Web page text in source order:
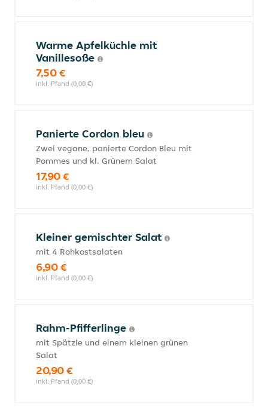
Warme Apfelküchle mit
Vanillesoße
7,50 €
inkl. Pfand (0,00 €)
Panierte Cordon bleu
Zwei vegane, panierte Cordon Bleu mit
Pommes und kl. Grünem Salat
17,90 €
inkl. Pfand (0,00 €)
Kleiner gemischter Salat
mit 4 Rohkostsalaten
6,90 €
inkl. Pfand (0,00 €)
Rahm-Pfifferlinge
mit Spätzle und einem kleinen grünen
Salat
20,90 €
inkl. Pfand (0,00 €)